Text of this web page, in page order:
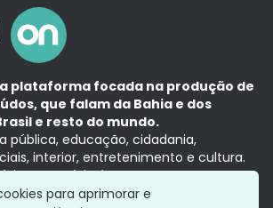
plataforma focada na produção de
que falam da Bahia e dos
e resto do mundo.
pública, educação, cidadania,
interior, entretenimento e cultura.
e a notícia é no tempo presente,
do Grupo Aratu.
para aprimorar e